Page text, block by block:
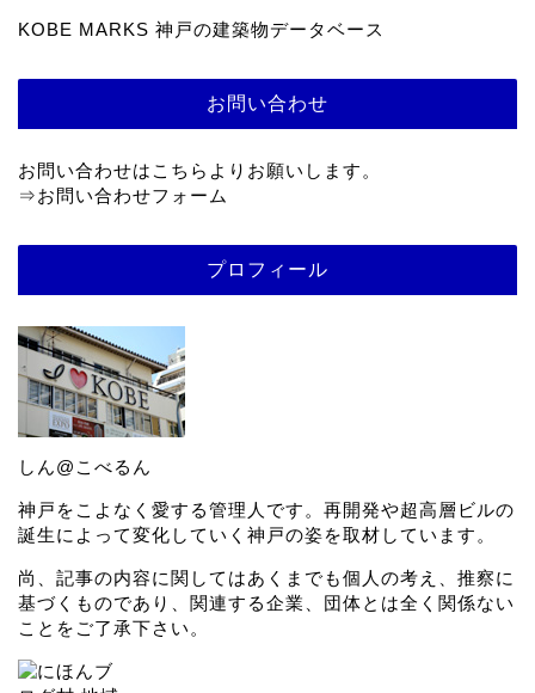
KOBE MARKS 神戸の建築物データベース
お問い合わせ
お問い合わせはこちらよりお願いします。
⇒お問い合わせフォーム
プロフィール
しん@こべるん
神戸をこよなく愛する管理人です。再開発や超高層ビルの
誕生によって変化していく神戸の姿を取材しています。
尚、記事の内容に関してはあくまでも個人の考え、推察に
基づくものであり、関連する企業、団体とは全く関係ない
ことをご了承下さい。